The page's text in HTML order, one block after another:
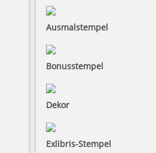
Ausmalstempel
Bonusstempel
Dekor
Exlibris-Stempel